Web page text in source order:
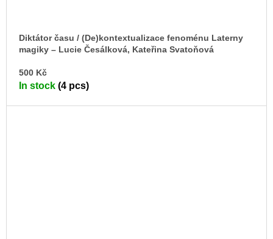
Diktátor času / (De)kontextualizace fenoménu Laterny
magiky – Lucie Česálková, Kateřina Svatoňová
500 Kč
In stock (4 pcs)